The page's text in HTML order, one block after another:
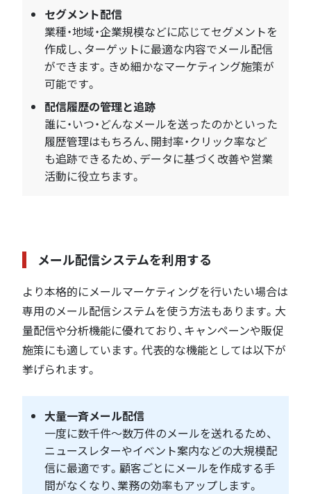
セグメント配信
業種・地域・企業規模などに応じてセグメントを
作成し、ターゲットに最適な内容でメール配信
ができます。きめ細かなマーケティング施策が
可能です。
配信履歴の管理と追跡
誰に・いつ・どんなメールを送ったのかといった
履歴管理はもちろん、開封率・クリック率など
も追跡できるため、データに基づく改善や営業
活動に役立ちます。
メール配信システムを利用する
より本格的にメールマーケティングを行いたい場合は
専用のメール配信システムを使う方法もあります。大
量配信や分析機能に優れており、キャンペーンや販促
施策にも適しています。代表的な機能としては以下が
挙げられます。
大量一斉メール配信
一度に数千件〜数万件のメールを送れるため、
ニュースレターやイベント案内などの大規模配
信に最適です。顧客ごとにメールを作成する手
間がなくなり、業務の効率もアップします。